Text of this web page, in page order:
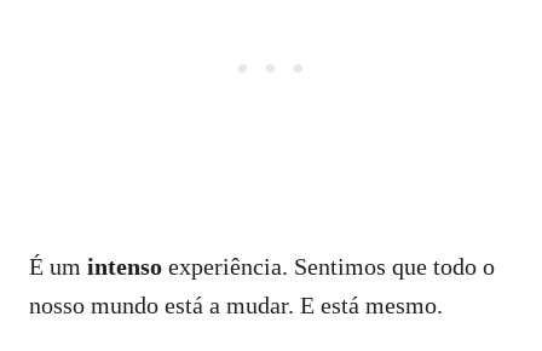
É um intenso experiência. Sentimos que todo o
nosso mundo está a mudar. E está mesmo.